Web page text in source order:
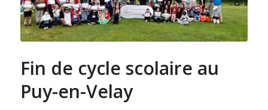
Fin de cycle scolaire au
Puy-en-Velay